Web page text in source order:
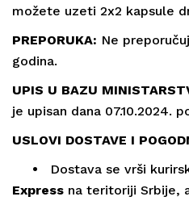
možete uzeti 2x2 kapsule
PREPORUKA: Ne
godina.
UPIS U BAZU
je upisan dana 07.10.2024.
USLOVI DOSTAVE I
•
Dostava se vrši
Express na teritoriji Srbije,